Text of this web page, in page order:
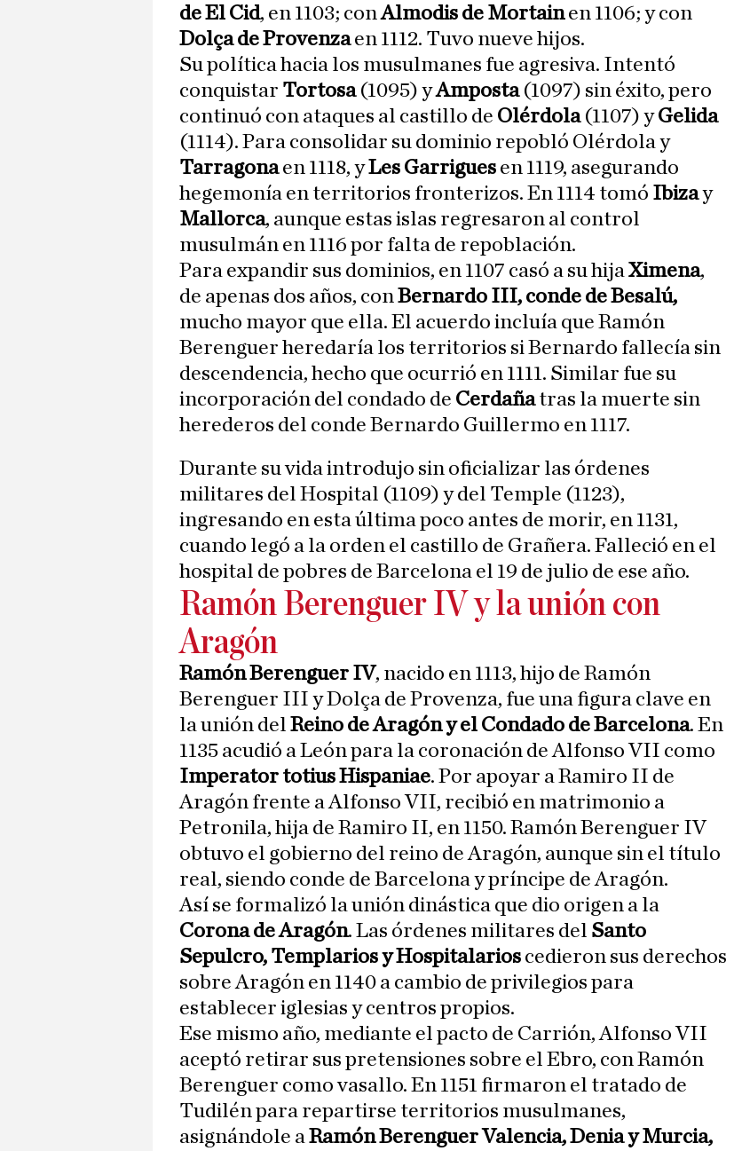
de El Cid, en 1103; conAlmodis de Mortainen 1106; y con
Dolça de Provenzaen 1112. Tuvo nueve hijos.
Su política hacia los musulmanes fue agresiva. Intentó
conquistar Tortosa(1095) yAmposta(1097) sin éxito, pero
continuó con ataques al castillo de Olérdola(1107) yGelida
(1114). Para consolidar su dominio repobló Olérdola y
Tarragonaen 1118, yLes Garrigues en 1119, asegurando
hegemonía en territorios fronterizos. En 1114 tomó Ibizay
Mallorca, aunque estas islas regresaron al control
musulmán en 1116 por falta de repoblación.
Para expandir sus dominios, en 1107 casó a su hijaXimena,
de apenas dos años, conBernardo III, conde de Besalú,
mucho mayor que ella. El acuerdo incluía que Ramón
Berenguer heredaría los territorios si Bernardo fallecía sin
descendencia, hecho que ocurrió en 1111. Similar fue su
incorporación del condado de Cerdañatras la muerte sin
herederos del conde Bernardo Guillermo en 1117.
Durante su vida introdujo sin oficializar las órdenes
militares del Hospital (1109) y del Temple (1123),
ingresando en esta última poco antes de morir, en 1131,
cuando legó a la orden el castillo de Grañera. Falleció en el
hospital de pobres de Barcelona el 19 de julio de ese año.
Ramón Berenguer IV y la unión con
Aragón
Ramón Berenguer IV, nacido en 1113, hijo de Ramón
Berenguer III y Dolça de Provenza, fue una figura clave en
la unión del Reino de Aragón y el Condado de Barcelona. En
1135 acudió a León para la coronación de Alfonso VII como
Imperator totius Hispaniae. Por apoyar a Ramiro II de
Aragón frente a Alfonso VII, recibió en matrimonio a
Petronila, hija de Ramiro II, en 1150. Ramón Berenguer IV
obtuvo el gobierno del reino de Aragón, aunque sin el título
real, siendo conde de Barcelona y príncipe de Aragón.
Así se formalizó la unión dinástica que dio origen a la
Corona de Aragón. Las órdenes militares del Santo
Sepulcro, Templarios y Hospitalarios cedieron sus derechos
sobre Aragón en 1140 a cambio de privilegios para
establecer iglesias y centros propios.
Ese mismo año, mediante el pacto de Carrión, Alfonso VII
aceptó retirar sus pretensiones sobre el Ebro, con Ramón
Berenguer como vasallo. En 1151 firmaron el tratado de
Tudilén para repartirse territorios musulmanes,
asignándole aRamón Berenguer Valencia, Denia y Murcia,